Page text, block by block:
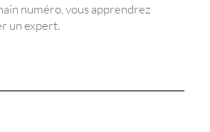
numéro, vous apprendrez
un expert.